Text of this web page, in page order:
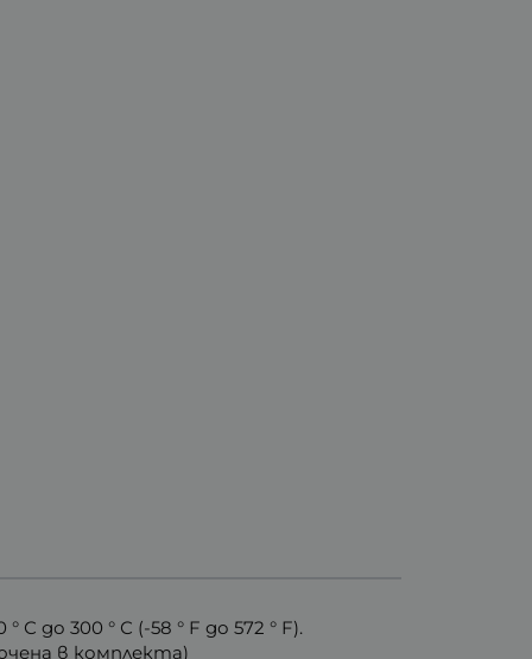
до 300 ° С (-58 ° F до 572 ° F).
в комплекта)